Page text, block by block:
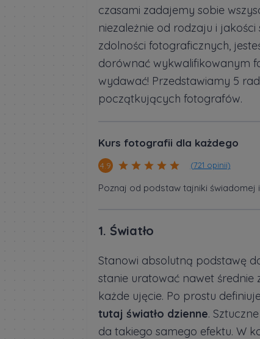
czasami zadajemy sobie
niezależnie od rodzaju i
zdolności fotograficznych,
dorównać wykwalifikowanym
wydawać! Przedstawiamy 5
początkujących fotografów.
Kurs fotografii dla każdego
4.9 (721 opinii)
Poznaj od podstaw tajniki
1. Światło
Stanowi absolutną podstawę
stanie uratować nawet średnie
każde ujęcie. Po prostu
tutaj światło dzienne.
da takiego samego efektu. W